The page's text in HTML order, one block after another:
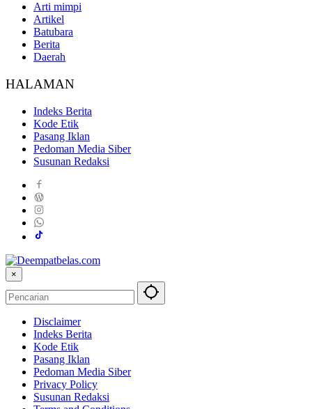
Arti mimpi
Artikel
Batubara
Berita
Daerah
HALAMAN
Indeks Berita
Kode Etik
Pasang Iklan
Pedoman Media Siber
Susunan Redaksi
×
Disclaimer
Indeks Berita
Kode Etik
Pasang Iklan
Pedoman Media Siber
Privacy Policy
Susunan Redaksi